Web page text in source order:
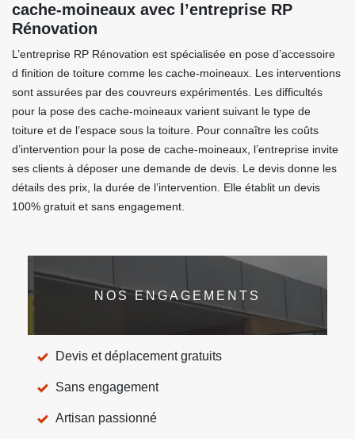
cache-moineaux avec l’entreprise RP
Rénovation
L’entreprise RP Rénovation est spécialisée en pose d’accessoire
d finition de toiture comme les cache-moineaux. Les interventions
sont assurées par des couvreurs expérimentés. Les difficultés
pour la pose des cache-moineaux varient suivant le type de
toiture et de l’espace sous la toiture. Pour connaître les coûts
d’intervention pour la pose de cache-moineaux, l’entreprise invite
ses clients à déposer une demande de devis. Le devis donne les
détails des prix, la durée de l’intervention. Elle établit un devis
100% gratuit et sans engagement.
NOS ENGAGEMENTS
Devis et déplacement gratuits
Sans engagement
Artisan passionné